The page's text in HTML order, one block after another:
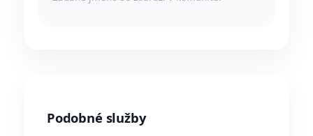
Podobné služby